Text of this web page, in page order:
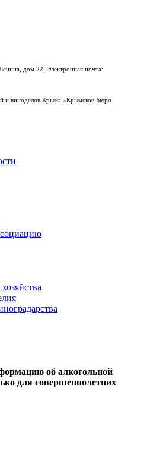
дом 22, Электронная почта:
и виноделов Крыма «Крымское Бюро
об алкогольной
для совершеннолетних